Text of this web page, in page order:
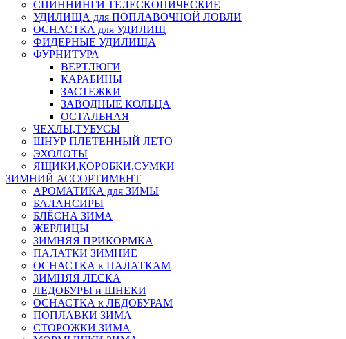
СПИННИНГИ ТЕЛЕСКОПИЧЕСКИЕ
УДИЛИЩА для ПОПЛАВОЧНОЙ ЛОВЛИ
ОСНАСТКА для УДИЛИЩ
ФИДЕРНЫЕ УДИЛИЩА
ФУРНИТУРА
ВЕРТЛЮГИ
КАРАБИНЫ
ЗАСТЕЖКИ
ЗАВОДНЫЕ КОЛЬЦА
ОСТАЛЬНАЯ
ЧЕХЛЫ,ТУБУСЫ
ШНУР ПЛЕТЕННЫЙ ЛЕТО
ЭХОЛОТЫ
ЯЩИКИ,КОРОБКИ,СУМКИ
ЗИМНИЙ АССОРТИМЕНТ
АРОМАТИКА для ЗИМЫ
БАЛАНСИРЫ
БЛЁСНА ЗИМА
ЖЕРЛИЦЫ
ЗИМНЯЯ ПРИКОРМКА
ПАЛАТКИ ЗИМНИЕ
ОСНАСТКА к ПАЛАТКАМ
ЗИМНЯЯ ЛЕСКА
ЛЕДОБУРЫ и ШНЕКИ
ОСНАСТКА к ЛЕДОБУРАМ
ПОПЛАВКИ ЗИМА
СТОРОЖКИ ЗИМА